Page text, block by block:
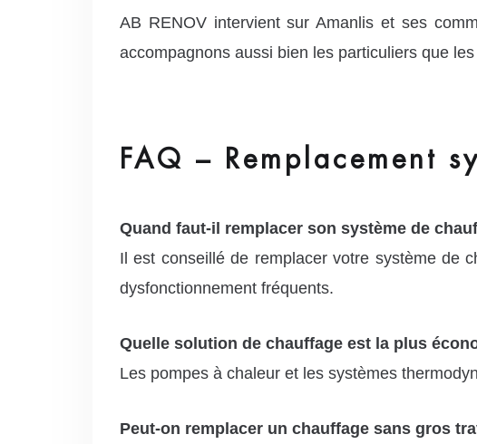
AB RENOV intervient sur Amanlis et ses
accompagnons aussi bien les particuliers que
FAQ – Remplacement
Quand faut-il remplacer son système de
Il est conseillé de remplacer votre système de
dysfonctionnement fréquents.
Quelle solution de chauffage est la plus
Les pompes à chaleur et les systèmes
Peut-on remplacer un chauffage sans gros